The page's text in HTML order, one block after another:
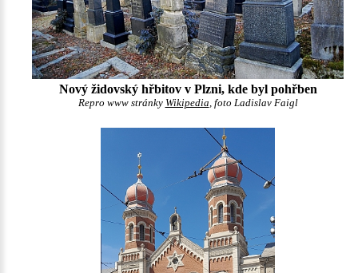
Nový židovský hřbitov v Plzni, kde byl pohřben
Repro www stránky Wikipedia , foto Ladislav Faigl